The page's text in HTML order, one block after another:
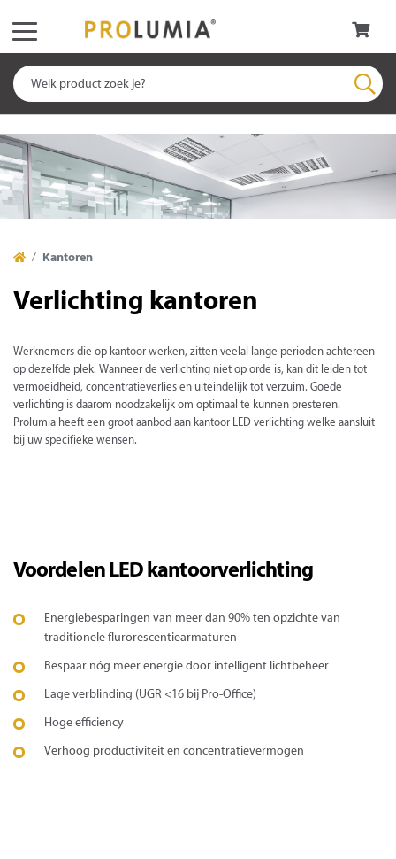
Kantoren
Verlichting kantoren
Werknemers die op kantoor werken, zitten veelal lange perioden achtereen
op dezelfde plek. Wanneer de verlichting niet op orde is, kan dit leiden tot
vermoeidheid, concentratieverlies en uiteindelijk tot verzuim. Goede
verlichting is daarom noodzakelijk om optimaal te kunnen presteren.
Prolumia heeft een groot aanbod aan kantoor LED verlichting welke aansluit
bij uw specifieke wensen.
Voordelen LED kantoorverlichting
Energiebesparingen van meer dan 90% ten opzichte van
traditionele flurorescentiearmaturen
Bespaar nóg meer energie door intelligent lichtbeheer
Lage verblinding (UGR <16 bij Pro-Office)
Hoge efficiency
Verhoog productiviteit en concentratievermogen